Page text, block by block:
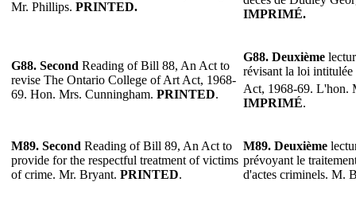
Mr. Phillips. PRINTED.
IMPRIMÉ.
G88. Second Reading of Bill 88, An Act to
revise The Ontario College of Art Act, 1968-
69. Hon. Mrs. Cunningham. PRINTED.
G88. Deuxième
révisant la loi
Act, 1968-69. L'hon.
IMPRIMÉ.
M89. Second Reading of Bill 89, An Act to
provide for the respectful treatment of victims
of crime. Mr. Bryant. PRINTED.
M89. Deuxième
prévoyant le
d'actes criminels. M.